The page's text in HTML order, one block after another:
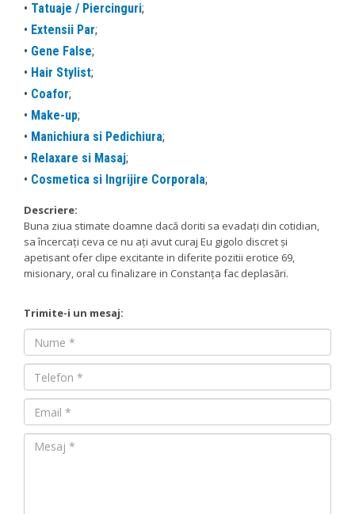
• Tatuaje / Piercinguri;
• Extensii Par;
• Gene False;
• Hair Stylist;
• Coafor;
• Make-up;
• Manichiura si Pedichiura;
• Relaxare si Masaj;
• Cosmetica si Ingrijire Corporala;
Descriere:
Buna ziua stimate doamne dacă doriti sa evadați din cotidian,
sa încercați ceva ce nu ați avut curaj Eu gigolo discret și
apetisant ofer clipe excitante in diferite pozitii erotice 69,
misionary, oral cu finalizare in Constanța fac deplasări.
Trimite-i un mesaj:
Nume
Nume
Email
Mesaj